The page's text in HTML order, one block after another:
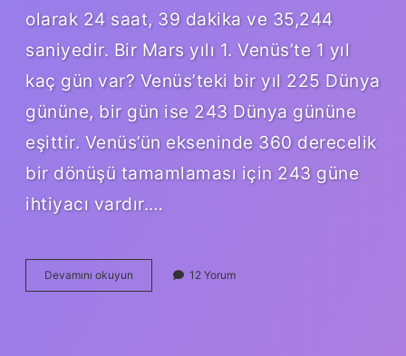
olarak 24 saat, 39 dakika ve 35,244
saniyedir. Bir Mars yılı 1. Venüs’te 1 yıl
kaç gün var? Venüs’teki bir yıl 225 Dünya
gününe, bir gün ise 243 Dünya gününe
eşittir. Venüs’ün ekseninde 360 ​​derecelik
bir dönüşü tamamlaması için 243 güne
ihtiyacı vardır.…
Devamını okuyun
De
12 Yorum